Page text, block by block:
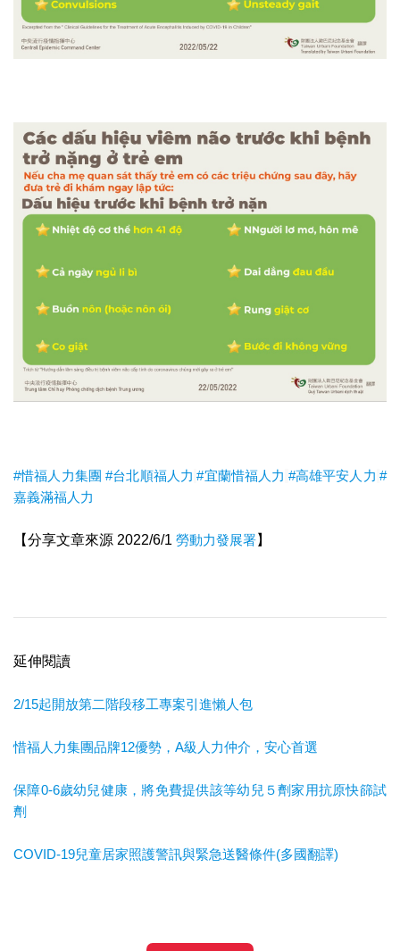
#惜福人力集團 #台北順福人力 #宜蘭惜福人力 #高雄平安人力 #
嘉義滿福人力
【分享文章來源 2022/6/1 勞動力發展署】
延伸閱讀
2/15起開放第二階段移工專案引進懶人包
惜福人力集團品牌12優勢，A級人力仲介，安心首選
保障0-6歲幼兒健康，將免費提供該等幼兒５劑家用抗原快篩試
劑
COVID-19兒童居家照護警訊與緊急送醫條件(多國翻譯)